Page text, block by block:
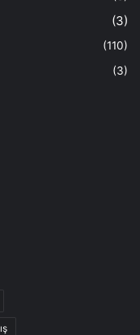
(3)
(110)
(3)